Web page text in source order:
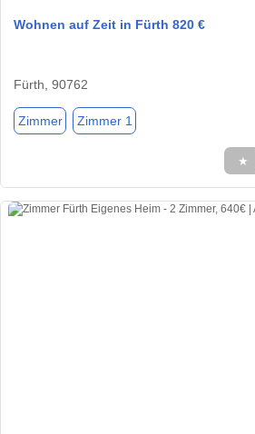
Wohnen auf Zeit in Fürth 820 €
Fürth, 90762
Zimmer Zimmer 1
★